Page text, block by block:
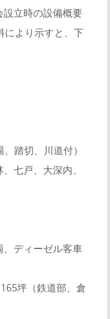
立時の設備概要
により示すと、下
踏切、川道付）
七戸、大深内、
ディーゼル客車
坪（鉄道部、倉